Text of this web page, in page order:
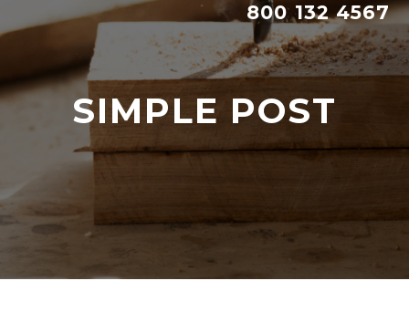
800 132 4567
SIMPLE POST